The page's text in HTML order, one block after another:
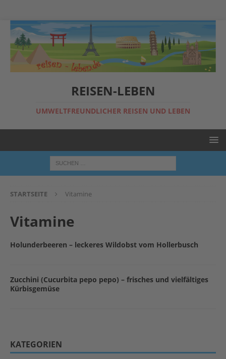
REISEN-LEBEN
UMWELTFREUNDLICHER REISEN UND LEBEN
STARTSEITE Vitamine
Vitamine
Holunderbeeren – leckeres Wildobst vom Hollerbusch
Zucchini (Cucurbita pepo pepo) – frisches und vielfältiges
Kürbisgemüse
KATEGORIEN